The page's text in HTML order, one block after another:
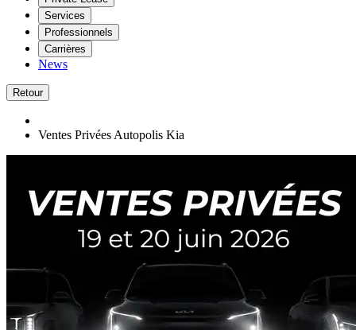
Services
Professionnels
Carrières
News
Retour
Ventes Privées Autopolis Kia